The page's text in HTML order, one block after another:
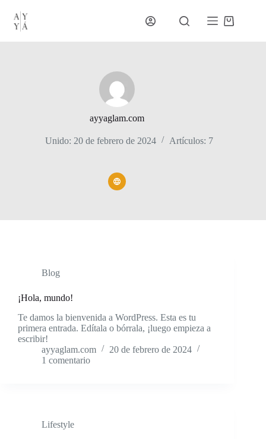
contenido
Carro
ayyaglam.com
Unido: 20 de febrero de 2024 Artículos: 7
Blog
¡Hola, mundo!
Te damos la bienvenida a WordPress. Esta es tu
primera entrada. Edítala o bórrala, ¡luego empieza a
escribir!
ayyaglam.com
20 de febrero de 2024
1 comentario
Lifestyle